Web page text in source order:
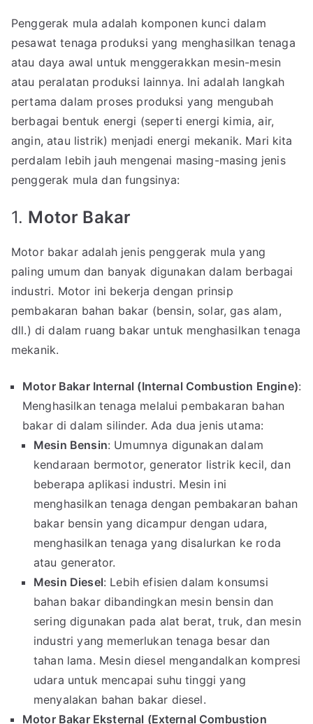
Penggerak mula adalah komponen kunci dalam
pesawat tenaga produksi yang menghasilkan tenaga
atau daya awal untuk menggerakkan mesin-mesin
atau peralatan produksi lainnya. Ini adalah langkah
pertama dalam proses produksi yang mengubah
berbagai bentuk energi (seperti energi kimia, air,
angin, atau listrik) menjadi energi mekanik. Mari kita
perdalam lebih jauh mengenai masing-masing jenis
penggerak mula dan fungsinya:
1. Motor Bakar
Motor bakar adalah jenis penggerak mula yang
paling umum dan banyak digunakan dalam berbagai
industri. Motor ini bekerja dengan prinsip
pembakaran bahan bakar (bensin, solar, gas alam,
dll.) di dalam ruang bakar untuk menghasilkan tenaga
mekanik.
Motor Bakar Internal (Internal Combustion Engine):
Menghasilkan tenaga melalui pembakaran bahan
bakar di dalam silinder. Ada dua jenis utama:
Mesin Bensin: Umumnya digunakan dalam
kendaraan bermotor, generator listrik kecil, dan
beberapa aplikasi industri. Mesin ini
menghasilkan tenaga dengan pembakaran bahan
bakar bensin yang dicampur dengan udara,
menghasilkan tenaga yang disalurkan ke roda
atau generator.
Mesin Diesel: Lebih efisien dalam konsumsi
bahan bakar dibandingkan mesin bensin dan
sering digunakan pada alat berat, truk, dan mesin
industri yang memerlukan tenaga besar dan
tahan lama. Mesin diesel mengandalkan kompresi
udara untuk mencapai suhu tinggi yang
menyalakan bahan bakar diesel.
Motor Bakar Eksternal (External Combustion